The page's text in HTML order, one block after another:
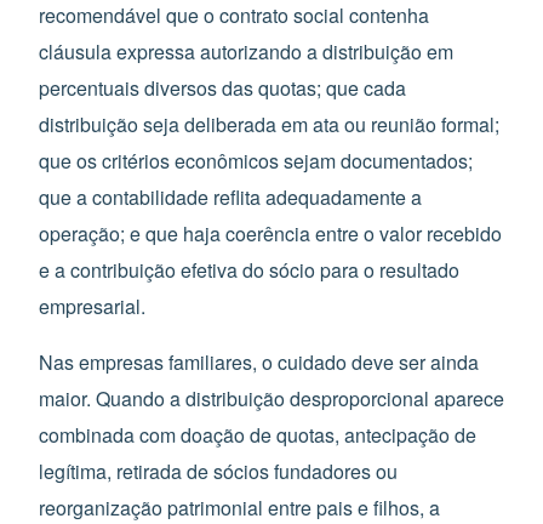
recomendável que o contrato social contenha
cláusula expressa autorizando a distribuição em
percentuais diversos das quotas; que cada
distribuição seja deliberada em ata ou reunião formal;
que os critérios econômicos sejam documentados;
que a contabilidade reflita adequadamente a
operação; e que haja coerência entre o valor recebido
e a contribuição efetiva do sócio para o resultado
empresarial.
Nas empresas familiares, o cuidado deve ser ainda
maior. Quando a distribuição desproporcional aparece
combinada com doação de quotas, antecipação de
legítima, retirada de sócios fundadores ou
reorganização patrimonial entre pais e filhos, a